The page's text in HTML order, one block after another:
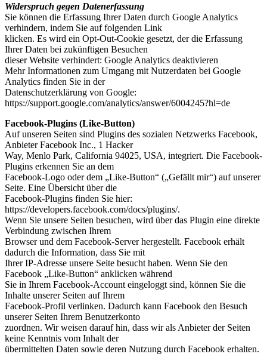
Widerspruch gegen Datenerfassung
Sie können die Erfassung Ihrer Daten durch Google Analytics
verhindern, indem Sie auf folgenden Link
klicken. Es wird ein Opt-Out-Cookie gesetzt, der die Erfassung
Ihrer Daten bei zukünftigen Besuchen
dieser Website verhindert: Google Analytics deaktivieren
Mehr Informationen zum Umgang mit Nutzerdaten bei Google
Analytics finden Sie in der
Datenschutzerklärung von Google:
https://support.google.com/analytics/answer/6004245?hl=de
Facebook-Plugins (Like-Button)
Auf unseren Seiten sind Plugins des sozialen Netzwerks Facebook,
Anbieter Facebook Inc., 1 Hacker
Way, Menlo Park, California 94025, USA, integriert. Die Facebook-
Plugins erkennen Sie an dem
Facebook-Logo oder dem „Like-Button“ („Gefällt mir“) auf unserer
Seite. Eine Übersicht über die
Facebook-Plugins finden Sie hier:
https://developers.facebook.com/docs/plugins/.
Wenn Sie unsere Seiten besuchen, wird über das Plugin eine direkte
Verbindung zwischen Ihrem
Browser und dem Facebook-Server hergestellt. Facebook erhält
dadurch die Information, dass Sie mit
Ihrer IP-Adresse unsere Seite besucht haben. Wenn Sie den
Facebook „Like-Button“ anklicken während
Sie in Ihrem Facebook-Account eingeloggt sind, können Sie die
Inhalte unserer Seiten auf Ihrem
Facebook-Profil verlinken. Dadurch kann Facebook den Besuch
unserer Seiten Ihrem Benutzerkonto
zuordnen. Wir weisen darauf hin, dass wir als Anbieter der Seiten
keine Kenntnis vom Inhalt der
übermittelten Daten sowie deren Nutzung durch Facebook erhalten.